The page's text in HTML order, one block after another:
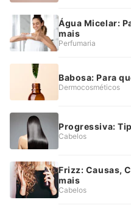
Água Micelar:
mais
Perfumaria
Babosa: Para
Dermocosméticos
Progressiva:
Cabelos
Frizz: Causas,
mais
Cabelos